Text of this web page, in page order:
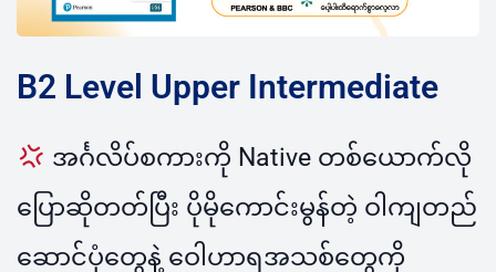
B2 Level Upper Intermediate
အင်္ဂလိပ်စကားကို Native တစ်ယောက်လို
ပြောဆိုတတ်ပြီး ပိုမိုကောင်းမွန်တဲ့ ဝါကျတည်
ဆောင်ပုံတွေနဲ့ ဝေါဟာရအသစ်တွေကို